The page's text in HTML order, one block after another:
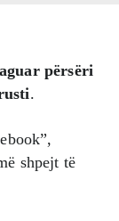
përsëri
.
shpejt të